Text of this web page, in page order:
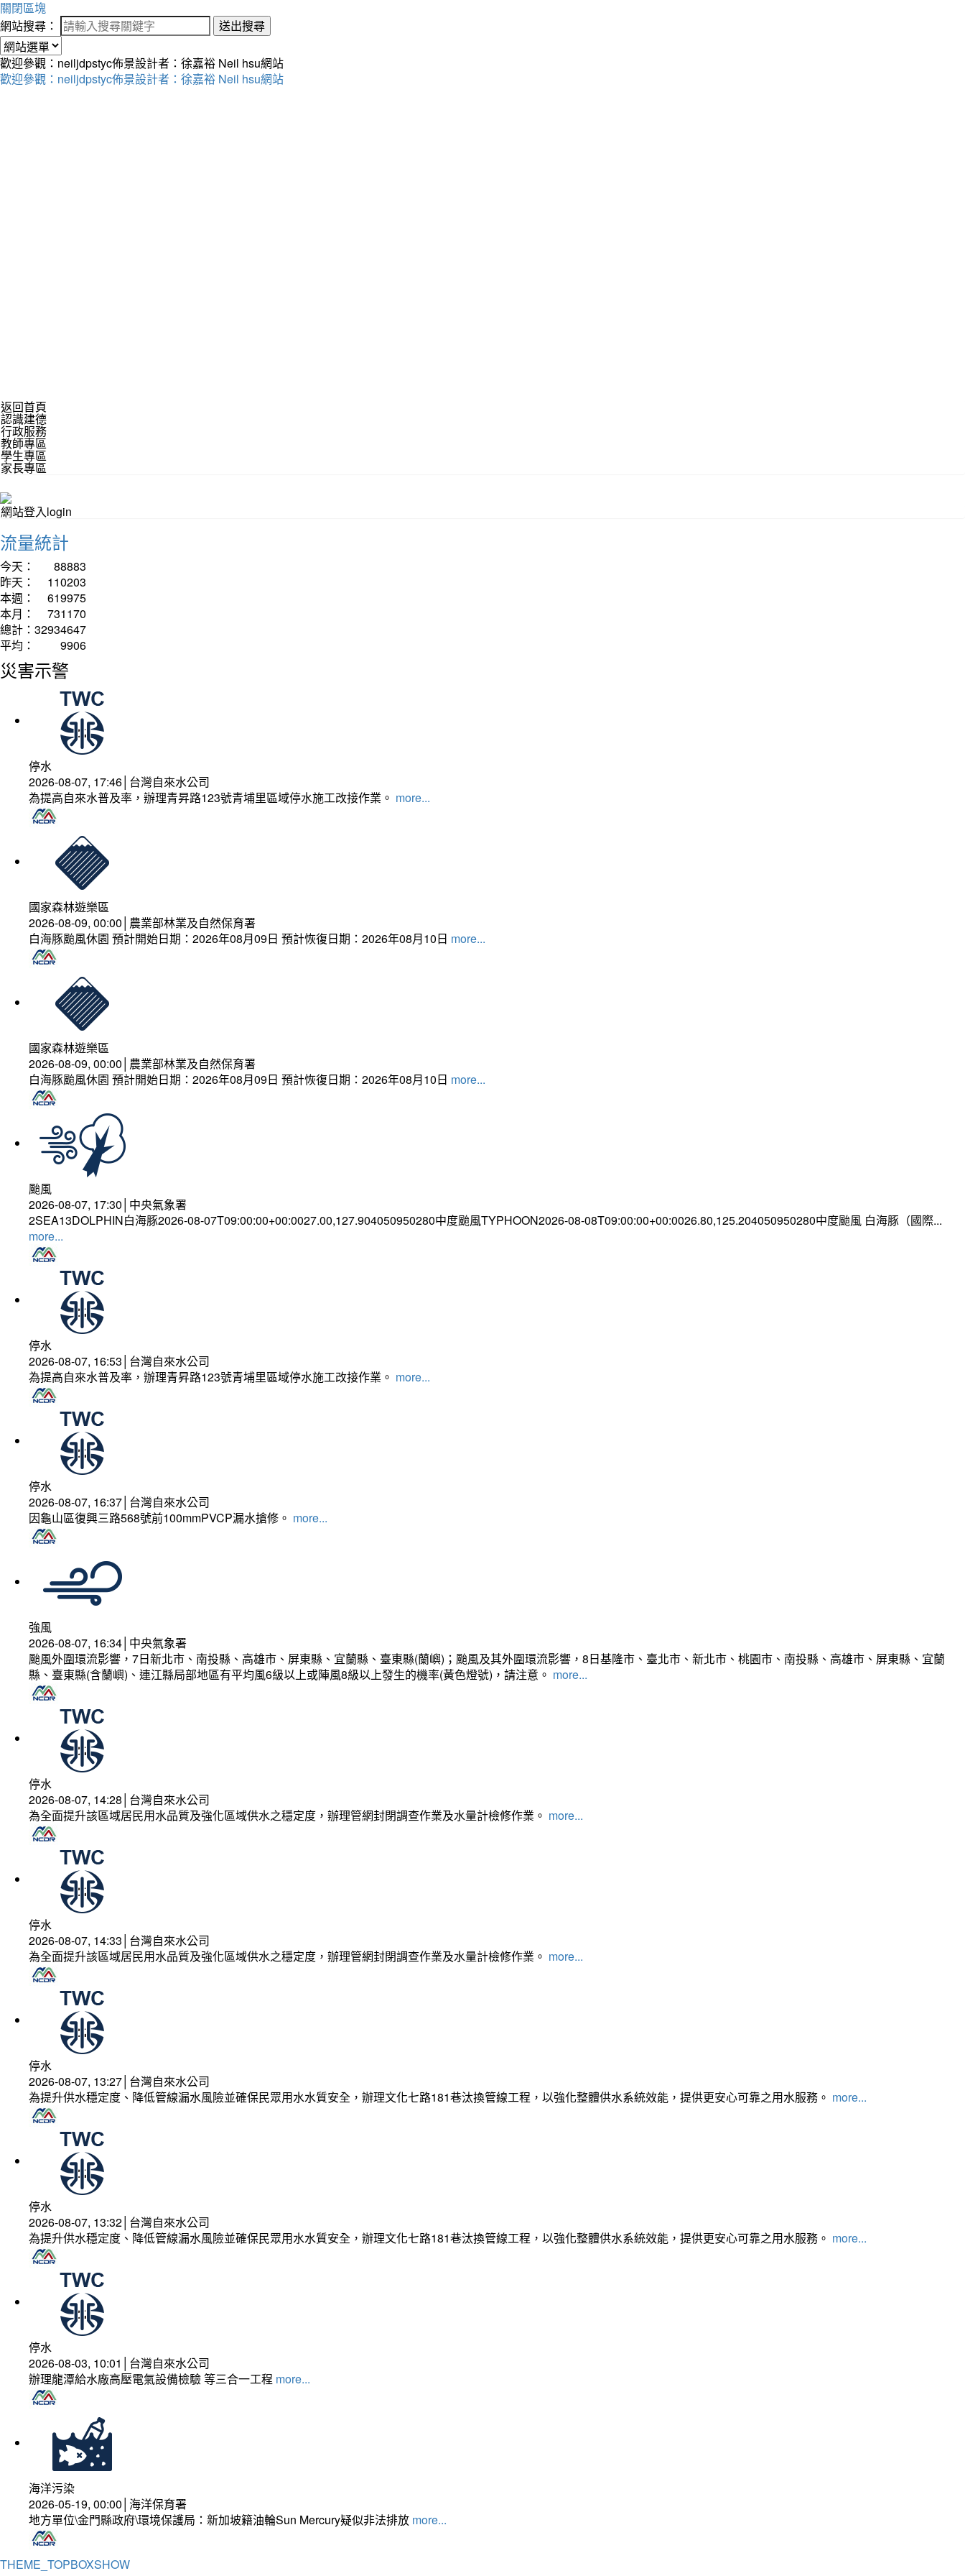
關閉區塊
網站搜尋：
送出搜尋
歡迎參觀：neiljdpstyc佈景設計者：徐嘉裕 Neil hsu網站
歡迎參觀：neiljdpstyc佈景設計者：徐嘉裕 Neil hsu網站
返回首頁
認識建德
行政服務
教師專區
學生專區
家長專區
網站登入login
流量統計
今天：
88883
昨天：
110203
本週：
619975
本月：
731170
總計： 32934647
平均：
9906
災害示警
停水
2026-08-07, 17:46│台灣自來水公司
為提高自來水普及率，辦理青昇路123號青埔里區域停水施工改接作業。 more...
國家森林遊樂區
2026-08-09, 00:00│農業部林業及自然保育署
白海豚颱風休園 預計開始日期：2026年08月09日 預計恢復日期：2026年08月10日 more...
國家森林遊樂區
2026-08-09, 00:00│農業部林業及自然保育署
白海豚颱風休園 預計開始日期：2026年08月09日 預計恢復日期：2026年08月10日 more...
颱風
2026-08-07, 17:30│中央氣象署
2SEA13DOLPHIN白海豚2026-08-07T09:00:00+00:0027.00,127.904050950280中度颱風TYPHOON2026-08-08T09:00:00+00:0026.80,125.204050950280中度颱風 白海豚（國際...
more...
停水
2026-08-07, 16:53│台灣自來水公司
為提高自來水普及率，辦理青昇路123號青埔里區域停水施工改接作業。 more...
停水
2026-08-07, 16:37│台灣自來水公司
因龜山區復興三路568號前100mmPVCP漏水搶修。 more...
強風
2026-08-07, 16:34│中央氣象署
颱風外圍環流影響，7日新北市、南投縣、高雄市、屏東縣、宜蘭縣、臺東縣(蘭嶼)；颱風及其外圍環流影響，8日基隆市、臺北市、新北市、桃園市、南投縣、高雄市、屏東縣、宜蘭
縣、臺東縣(含蘭嶼)、連江縣局部地區有平均風6級以上或陣風8級以上發生的機率(黃色燈號)，請注意。 more...
停水
2026-08-07, 14:28│台灣自來水公司
為全面提升該區域居民用水品質及強化區域供水之穩定度，辦理管網封閉調查作業及水量計檢修作業。 more...
停水
2026-08-07, 14:33│台灣自來水公司
為全面提升該區域居民用水品質及強化區域供水之穩定度，辦理管網封閉調查作業及水量計檢修作業。 more...
停水
2026-08-07, 13:27│台灣自來水公司
為提升供水穩定度、降低管線漏水風險並確保民眾用水水質安全，辦理文化七路181巷汰換管線工程，以強化整體供水系統效能，提供更安心可靠之用水服務。 more...
停水
2026-08-07, 13:32│台灣自來水公司
為提升供水穩定度、降低管線漏水風險並確保民眾用水水質安全，辦理文化七路181巷汰換管線工程，以強化整體供水系統效能，提供更安心可靠之用水服務。 more...
停水
2026-08-03, 10:01│台灣自來水公司
辦理龍潭給水廠高壓電氣設備檢驗 等三合一工程 more...
海洋污染
2026-05-19, 00:00│海洋保育署
地方單位\金門縣政府\環境保護局：新加坡籍油輪Sun Mercury疑似非法排放 more...
THEME_TOPBOXSHOW